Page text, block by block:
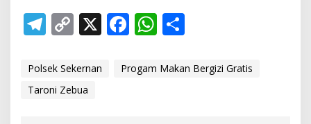
T
el
e
gr
C
o
p
y
X F
ac
e
W
h
at ar
Polsek Sekernan
Progam Makan Bergizi Gratis
Taroni Zebua